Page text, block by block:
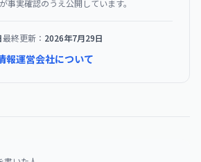
事実確認のうえ公開しています。
最終更新： 2026年7月29日
報運営会社について